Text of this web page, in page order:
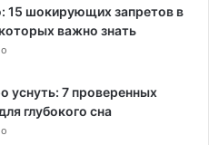
15 шокирующих запретов в
важно знать
уснуть: 7 проверенных
глубокого сна